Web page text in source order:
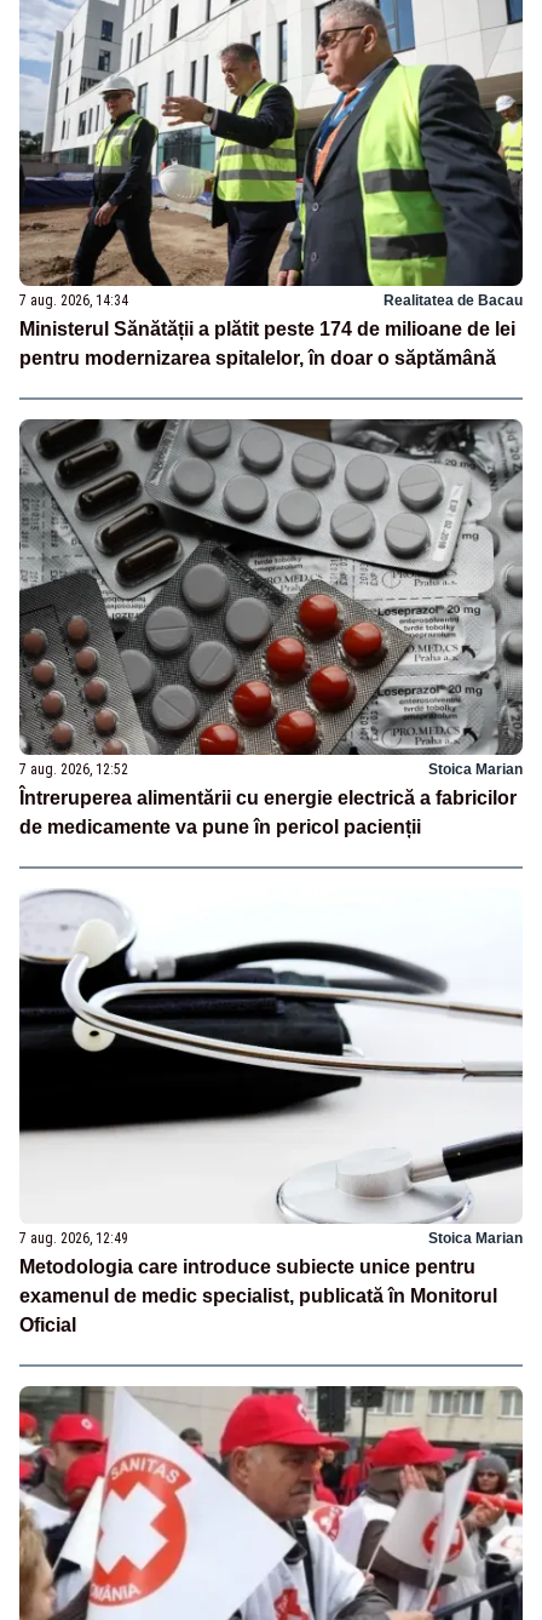
7 aug. 2026, 14:34 Realitatea de Bacau
Ministerul Sănătății a plătit peste 174 de milioane de lei
pentru modernizarea spitalelor, în doar o săptămână
7 aug. 2026, 12:52 Stoica Marian
Întreruperea alimentării cu energie electrică a fabricilor
de medicamente va pune în pericol pacienții
7 aug. 2026, 12:49 Stoica Marian
Metodologia care introduce subiecte unice pentru
examenul de medic specialist, publicată în Monitorul
Oficial